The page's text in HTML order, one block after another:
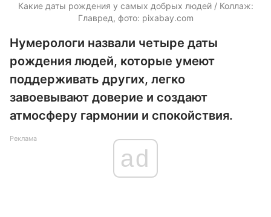
Какие даты рождения у самых добрых людей / Коллаж:
Главред, фото: pixabay.com
Нумерологи назвали четыре даты
рождения людей, которые умеют
поддерживать других, легко
завоевывают доверие и создают
атмосферу гармонии и спокойствия.
Реклама
ad